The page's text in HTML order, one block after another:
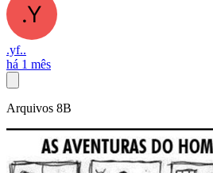
.yf..
há 1 mês
Arquivos 8B